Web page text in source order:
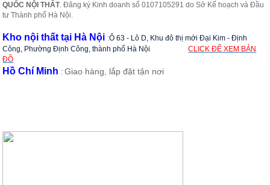
QUỐC NỘI THẤT. Đăng ký Kinh doanh số 0107105291 do Sở Kế hoạch và Đầu
tư Thành phố Hà Nội.
Kho nội thất tại Hà Nội :Ô 63 - Lô D, Khu đô thị mới Đại Kim - Định
Công, Phường Định Công, thành phố Hà Nội
CLICK ĐỂ XEM BẢN
ĐỒ
Hồ Chí Minh :Giao hàng, lắp đặt tận nơi